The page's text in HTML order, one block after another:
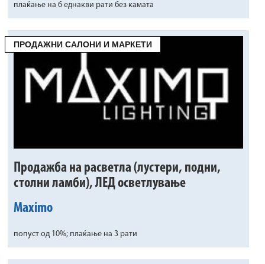
плаќање на 6 еднакви рати без камата
ПРОДАЖНИ САЛОНИ И МАРКЕТИ
Продажба на расветла (лустери, подни,
столни ламби), ЛЕД осветлување
Maximo
попуст од 10%; плаќање на 3 рати